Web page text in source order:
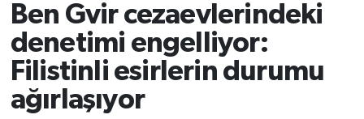
Ben Gvir cezaevlerindeki
denetimi engelliyor:
Filistinli esirlerin durumu
ağırlaşıyor
Eği̇ti̇m
Resmi İlanlar
Sağlık
Süper Lig Puan Durumu ve Fikstür
Tüm Manşetler
Son Dakika Haberleri